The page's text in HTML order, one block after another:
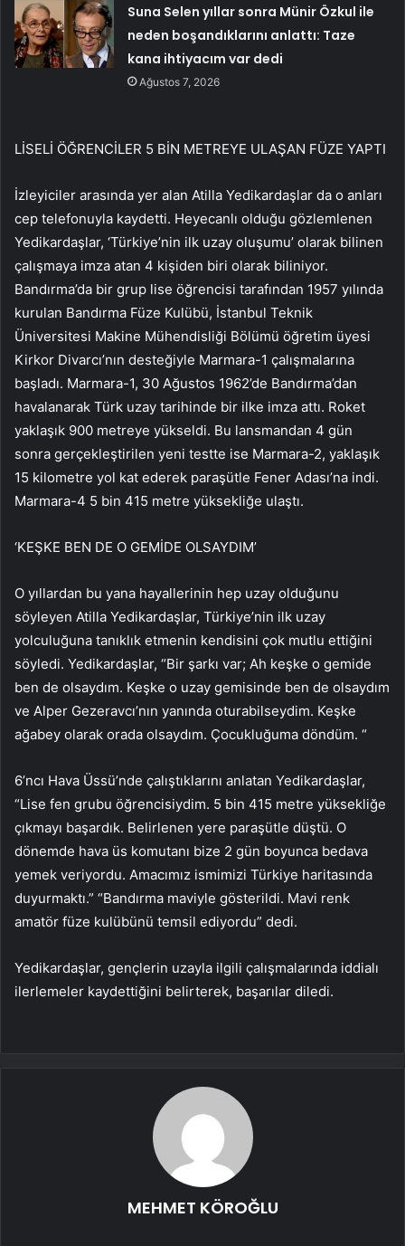
Suna Selen yıllar sonra Münir Özkul ile
neden boşandıklarını anlattı: Taze
kana ihtiyacım var dedi
Ağustos 7, 2026
LİSELİ ÖĞRENCİLER 5 BİN METREYE ULAŞAN FÜZE YAPTI
İzleyiciler arasında yer alan Atilla Yedikardaşlar da o anları
cep telefonuyla kaydetti. Heyecanlı olduğu gözlemlenen
Yedikardaşlar, ‘Türkiye’nin ilk uzay oluşumu’ olarak bilinen
çalışmaya imza atan 4 kişiden biri olarak biliniyor.
Bandırma’da bir grup lise öğrencisi tarafından 1957 yılında
kurulan Bandırma Füze Kulübü, İstanbul Teknik
Üniversitesi Makine Mühendisliği Bölümü öğretim üyesi
Kirkor Divarcı’nın desteğiyle Marmara-1 çalışmalarına
başladı. Marmara-1, 30 Ağustos 1962’de Bandırma’dan
havalanarak Türk uzay tarihinde bir ilke imza attı. Roket
yaklaşık 900 metreye yükseldi. Bu lansmandan 4 gün
sonra gerçekleştirilen yeni testte ise Marmara-2, yaklaşık
15 kilometre yol kat ederek paraşütle Fener Adası’na indi.
Marmara-4 5 bin 415 metre yüksekliğe ulaştı.
‘KEŞKE BEN DE O GEMİDE OLSAYDIM’
O yıllardan bu yana hayallerinin hep uzay olduğunu
söyleyen Atilla Yedikardaşlar, Türkiye’nin ilk uzay
yolculuğuna tanıklık etmenin kendisini çok mutlu ettiğini
söyledi. Yedikardaşlar, “Bir şarkı var; Ah keşke o gemide
ben de olsaydım. Keşke o uzay gemisinde ben de olsaydım
ve Alper Gezeravcı’nın yanında oturabilseydim. Keşke
ağabey olarak orada olsaydım. Çocukluğuma döndüm. “
6’ncı Hava Üssü’nde çalıştıklarını anlatan Yedikardaşlar,
“Lise fen grubu öğrencisiydim. 5 bin 415 metre yüksekliğe
çıkmayı başardık. Belirlenen yere paraşütle düştü. O
dönemde hava üs komutanı bize 2 gün boyunca bedava
yemek veriyordu. Amacımız ismimizi Türkiye haritasında
duyurmaktı.” “Bandırma maviyle gösterildi. Mavi renk
amatör füze kulübünü temsil ediyordu” dedi.
Yedikardaşlar, gençlerin uzayla ilgili çalışmalarında iddialı
ilerlemeler kaydettiğini belirterek, başarılar diledi.
MEHMET KÖROĞLU